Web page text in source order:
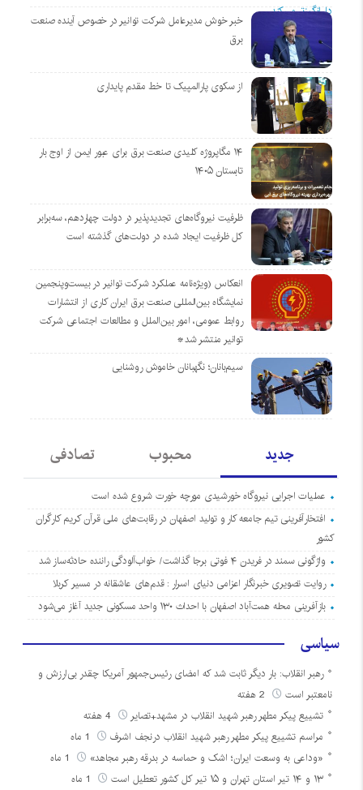
خبر خوش مدیرعامل شرکت توانیر در خصوص آینده صنعت
برق
از سکوی پارالمپیک تا خط مقدم پایداری
۱۴ مگاپروژه‌ کلیدی صنعت برق برای عبور ایمن از اوج بار
تابستان ۱۴۰۵
ظرفیت نیروگاه‌های تجدیدپذیر در دولت چهاردهم، سه‌برابر
کل ظرفیت ایجاد شده در دولت‌های گذشته است
انعکاس (ویژه‌نامه عملکرد شرکت توانیر در بیست‌وپنجمین
نمایشگاه بین‌المللی صنعت برق ایران کاری از انتشارات
روابط عمومی، امور بین‌الملل و مطالعات اجتماعی شرکت
توانیر منتشر شد*
سیم‌بانان؛ نگهبانان خاموش روشنایی
جدید محبوب تصادفی
عملیات اجرایی نیروگاه خورشیدی مورچه خورت شروع شده است
افتخارآفرینی تیم جامعه کار و تولید اصفهان در رقابت‌های ملی قرآن کریم کارگران
کشور
واژگونی سمند در فریدن ۴ فوتی برجا گذاشت/ خواب‌آلودگی راننده حادثه‌ساز شد
روایت تصویری خبرنگار اعزامی دنیای اسرار : قدم‌های عاشقانه در مسیر کربلا
بازآفرینی محله همت‌آباد اصفهان با احداث ۱۳۰ واحد مسکونی جدید آغاز می‌شود
سیاسی
رهبر انقلاب: بار دیگر ثابت شد که امضای رئیس‌جمهور آمریکا چقدر بی‌ارزش و
نامعتبر است
تشییع پیکر مطهر رهبر شهید انقلاب در مشهد+تصایر
مراسم تشییع پیکر مطهر رهبر شهید انقلاب درنجف اشرف
«وداعی به وسعت ایران؛ اشک و حماسه در بدرقه رهبر مجاهد»
۱۳ و ۱۴ تیر استان تهران و ۱۵ تیر کل کشور تعطیل است